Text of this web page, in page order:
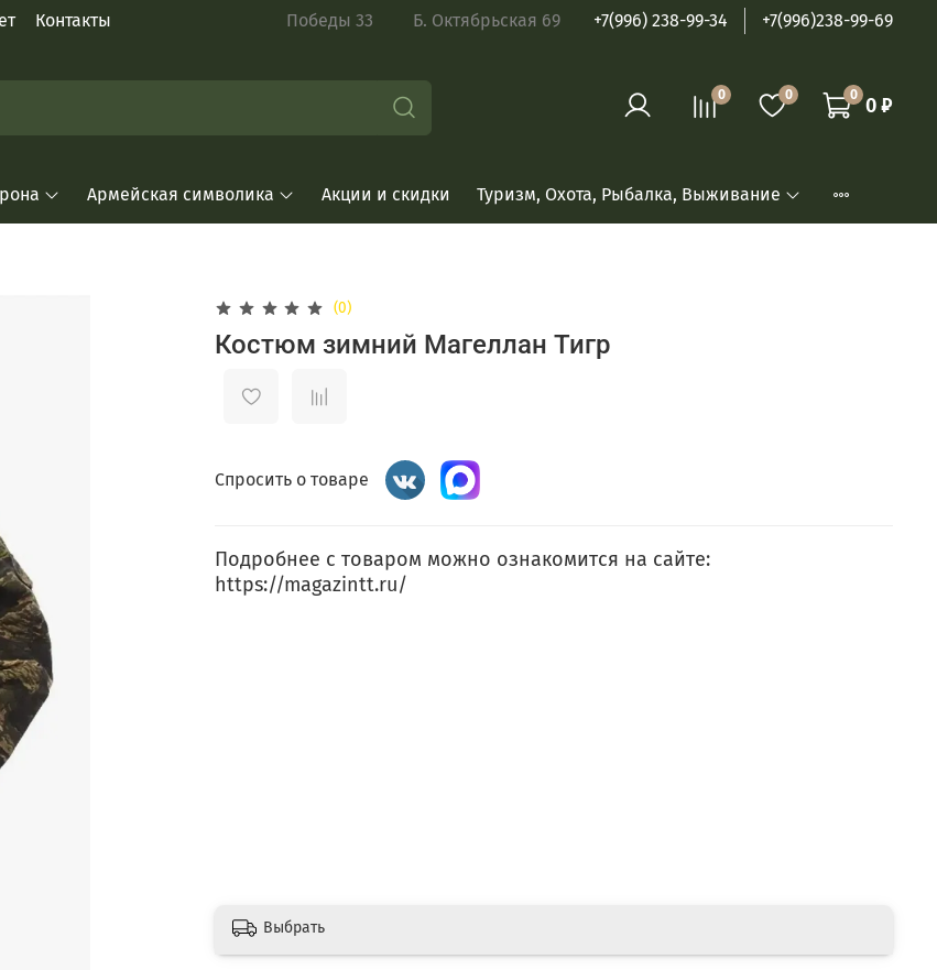
Контакты Победы 33 Б. Октябрьская 69 +7(996) 238-99-34 +7(996)238-99-69
0 0 0 0 ₽
Армейская символика Акции и скидки Туризм, Охота, Рыбалка, Выживание
(0)
Костюм зимний Магеллан Тигр
Спросить о товаре
Подробнее с товаром можно ознакомится на сайте:
https://magazintt.ru/
Выбрать